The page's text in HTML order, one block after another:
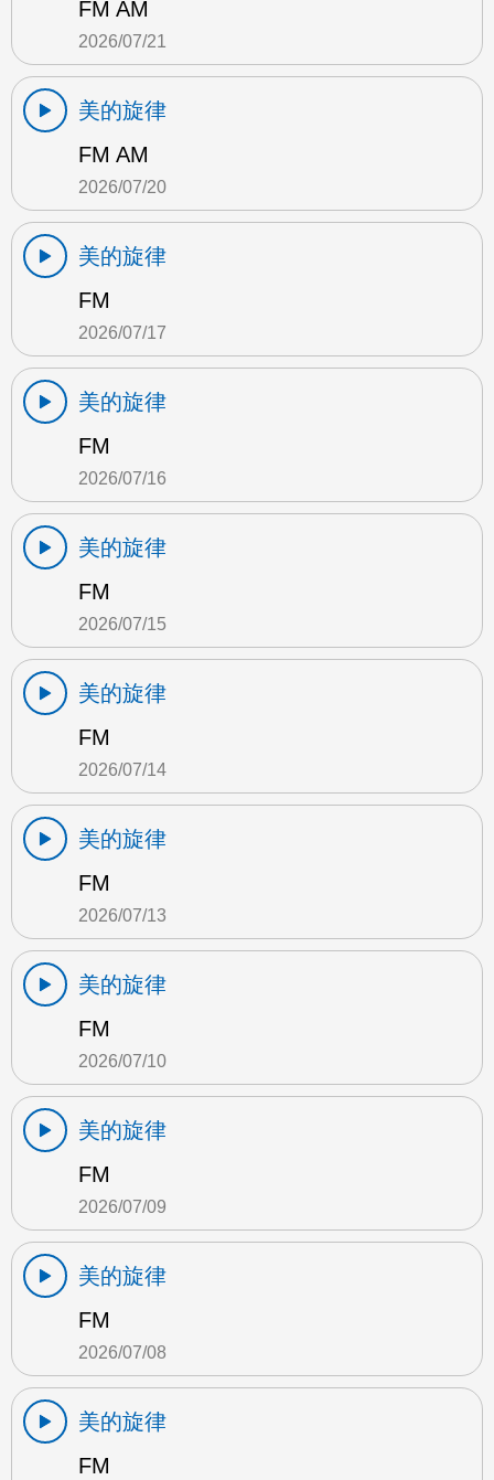
FM AM
2026/07/21
美的旋律
FM AM
2026/07/20
美的旋律
FM
2026/07/17
美的旋律
FM
2026/07/16
美的旋律
FM
2026/07/15
美的旋律
FM
2026/07/14
美的旋律
FM
2026/07/13
美的旋律
FM
2026/07/10
美的旋律
FM
2026/07/09
美的旋律
FM
2026/07/08
美的旋律
FM